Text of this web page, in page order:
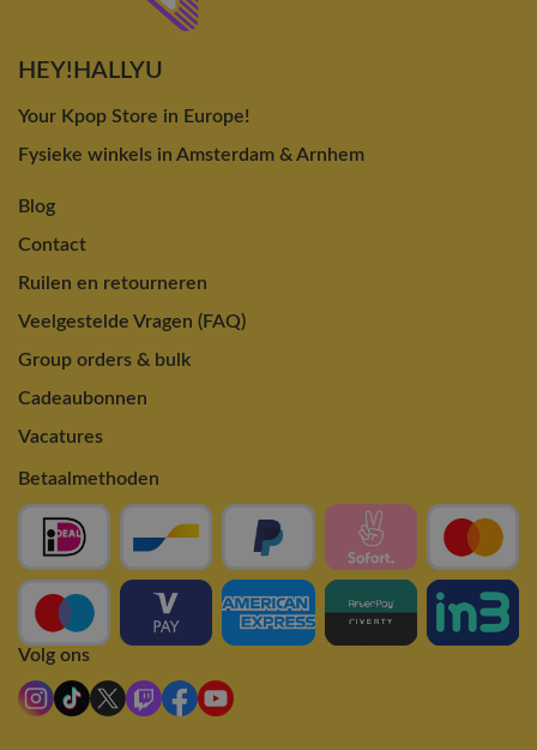
HEY!HALLYU
Your Kpop Store in Europe!
Fysieke winkels in Amsterdam & Arnhem
Blog
Contact
Ruilen en retourneren
Veelgestelde Vragen (FAQ)
Group orders & bulk
Cadeaubonnen
Vacatures
Betaalmethoden
Volg ons